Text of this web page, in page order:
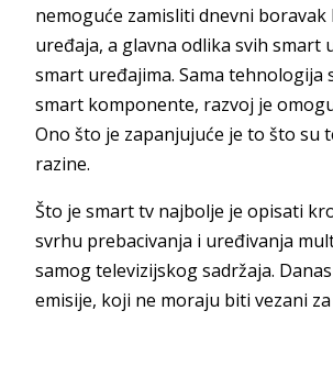
nemoguće zamisliti dnevni
uređaja, a glavna odlika svih
smart uređajima. Sama
smart komponente, razvoj je
Ono što je zapanjujuće je to što su
razine.
Što je smart tv najbolje je opisati
svrhu prebacivanja i uređivanja
samog televizijskog sadržaja.
emisije, koji ne moraju biti vezani